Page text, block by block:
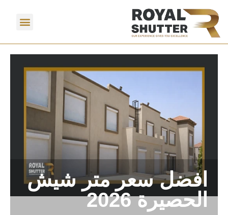
افضل سعر متر شيش
الحصيرة 2026